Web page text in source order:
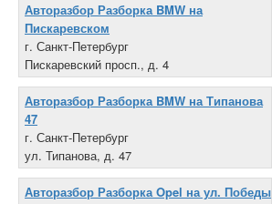
Авторазбор Разборка BMW на
Пискаревском
г. Санкт-Петербург
Пискаревский просп., д. 4
+7 812 225-28-00
Авторазбор Разборка BMW на Типанова
47
г. Санкт-Петербург
ул. Типанова, д. 47
+7 812 379-02-20
Авторазбор Разборка Opel на ул. Победы